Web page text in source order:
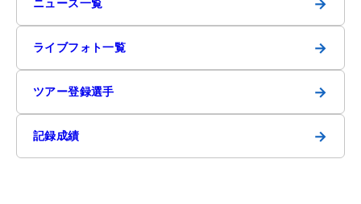
ニュース一覧 →
ライブフォト一覧 →
ツアー登録選手 →
記録成績 →